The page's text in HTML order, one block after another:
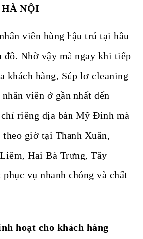
HÀ NỘI
viên hùng hậu trú tại hầu
đô. Nhờ vậy mà ngay khi tiếp
khách hàng, Súp lơ cleaning
viên ở gần nhất đến
riêng địa bàn Mỹ Đình mà
theo giờ tại Thanh Xuân,
Hai Bà Trưng, Tây
vụ nhanh chóng và chất
hoạt cho khách hàng